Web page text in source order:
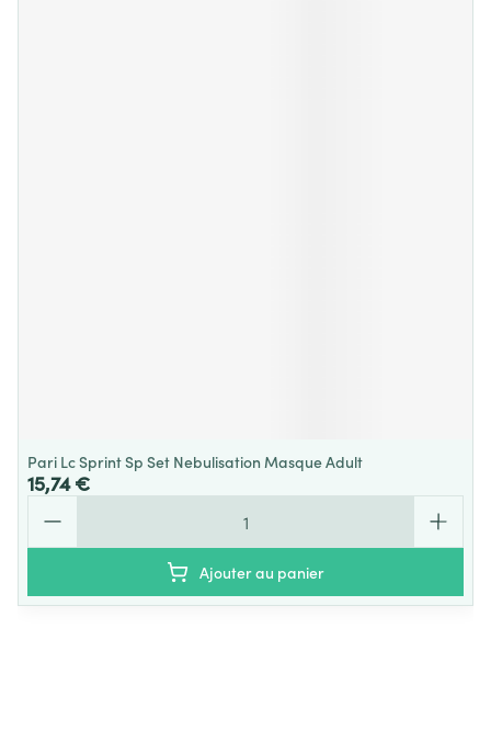
Pari Lc Sprint Sp Set Nebulisation Masque Adult
15,74 €
Ajouter au panier